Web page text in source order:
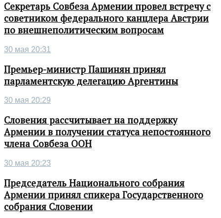
Секретарь Совбеза Армении провел встречу с
советником федерального канцлера Австрии
по внешнеполитическим вопросам
30 мая 20:31
Премьер-министр Пашинян принял
парламентскую делегацию Аргентины
30 мая 20:29
Словения рассчитывает на поддержку
Армении в получении статуса непостоянного
члена Совбеза ООН
30 мая 20:23
Председатель Национального собрания
Армении принял спикера Государственного
собрания Словении